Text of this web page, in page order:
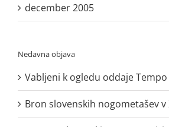
december 2005
Nedavna objava
Vabljeni k ogledu oddaje Tempo
Bron slovenskih nogometašev v